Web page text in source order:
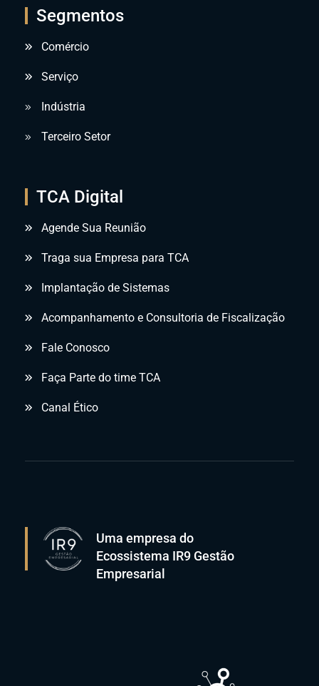
Segmentos
Comércio
Serviço
Indústria
Terceiro Setor
TCA Digital
Agende Sua Reunião
Traga sua Empresa para TCA
Implantação de Sistemas
Acompanhamento e Consultoria de Fiscalização
Fale Conosco
Faça Parte do time TCA
Canal Ético
Uma empresa do
Ecossistema IR9 Gestão
Empresarial